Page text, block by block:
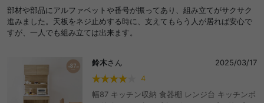
部材や部品にアルファベットや番号が振ってあり、組み立てがサクサク
進みました。天板をネジ止めする時に、支えてもらう人が居れば安心で
すが、一人でも組み立ては出来ます。
鈴木さん
2025/03/17
4
幅87 キッチン収納 食器棚 レンジ台 キッチンボ